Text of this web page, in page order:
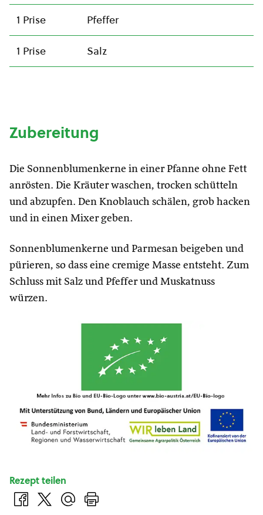
1 Prise Pfeffer
1 Prise Salz
Zubereitung
Die Sonnenblumenkerne in einer Pfanne ohne Fett
anrösten. Die Kräuter waschen, trocken schütteln
und abzupfen. Den Knoblauch schälen, grob hacken
und in einen Mixer geben.
Sonnenblumenkerne und Parmesan beigeben und
pürieren, so dass eine cremige Masse entsteht. Zum
Schluss mit Salz und Pfeffer und Muskatnuss
würzen.
Rezept teilen